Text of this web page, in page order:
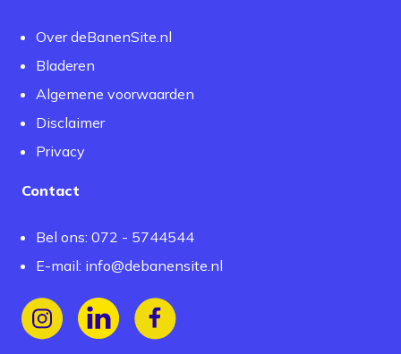
Over deBanenSite.nl
Bladeren
Algemene voorwaarden
Disclaimer
Privacy
Contact
Bel ons: 072 - 5744544
E-mail: info@debanensite.nl